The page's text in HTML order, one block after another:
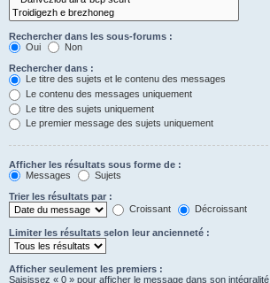
Rechercher dans les sous-forums :
Oui
Non
Rechercher dans :
Le titre des sujets et le contenu des messages
Le contenu des messages uniquement
Le titre des sujets uniquement
Le premier message des sujets uniquement
Afficher les résultats sous forme de :
Messages
Sujets
Trier les résultats par :
Croissant
Décroissant
Limiter les résultats selon leur ancienneté :
Afficher seulement les premiers :
Saisissez « 0 » pour afficher le message dans son intégralité.